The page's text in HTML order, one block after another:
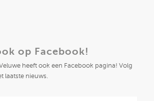
op Facebook!
heeft ook een Facebook pagina! Volg
laatste nieuws.